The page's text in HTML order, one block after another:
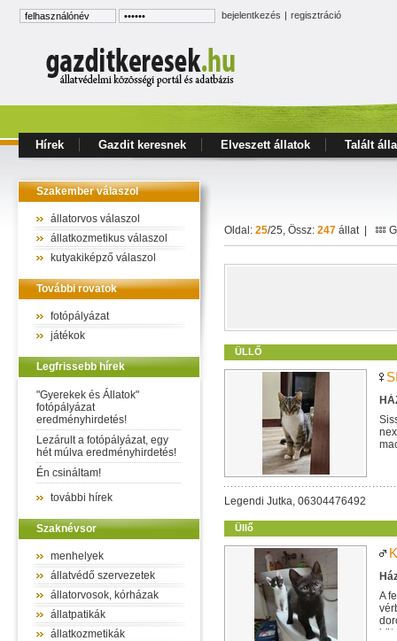
bejelentkezés | regisztráció
Hírek Gazdit keresnek Elveszett állatok Talált
Szakember válaszol
állatorvos válaszol
állatkozmetikus válaszol
kutyakiképző válaszol
További rovatok
fotópályázat
játékok
Legfrissebb hírek
"Gyerekek és Állatok"
fotópályázat
eredményhirdetés!
Lezárult a fotópályázat, egy
hét múlva eredményhirdetés!
Én csináltam!
további hírek
Szaknévsor
menhelyek
állatvédő szervezetek
állatorvosok, kórházak
állatpatikák
állatkozmetikák
Oldal: 25/25, Össz: 247 állat |
ÜLLŐ
Legendi Jutka, 06304476492
Üllő
A